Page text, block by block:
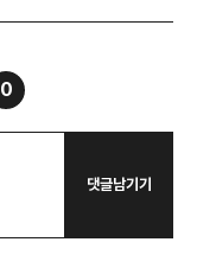
0
댓글남기기